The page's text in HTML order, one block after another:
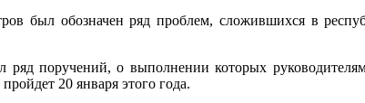
был обозначен ряд проблем, сложившихся в
ряд поручений, о выполнении которых
20 января этого года.